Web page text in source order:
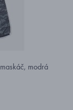
modrá